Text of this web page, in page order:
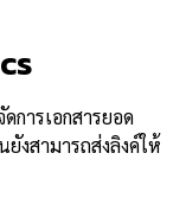
การเอกสารยอด
งสามารถส่งลิงค์ให้